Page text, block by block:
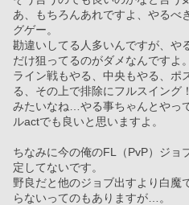
あ、もちろんあれですよ、やるべ
グゲー。
勘違いしてる人多いんですが、や
だけ狙ってるのがダメなんですよ。
ライン戦もやる、中央もやる、ポ
る、その上で排除にフルスイング！
みたいなね…やる事ちゃんとやっ
ルactでも良いと思いますよ。
ちなみに今の俺のFL（PvP）ジョ
定してないです。
野良だと他のジョブ出すより白魔
らないってのもありますが…。